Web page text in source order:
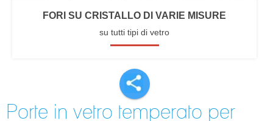
FORI SU CRISTALLO DI VARIE MISURE
su tutti tipi di vetro
Porte in vetro temperato per